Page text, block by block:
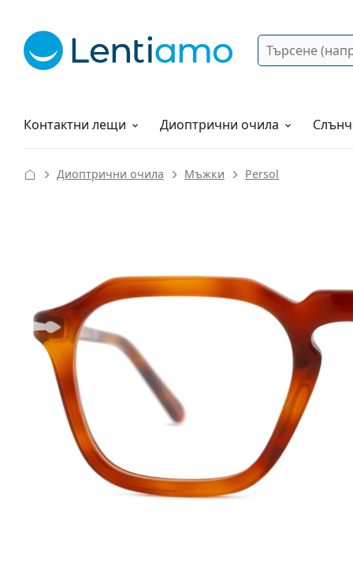
Търсене
Контактни лещи
Разтвори Диоптрични очила
Как да поръчам?
Диоптрични очила Мъжки Persol
Ширина
39 mm
Височина на стъклото
48 mm
Ширина на стъклото
Ширина
на